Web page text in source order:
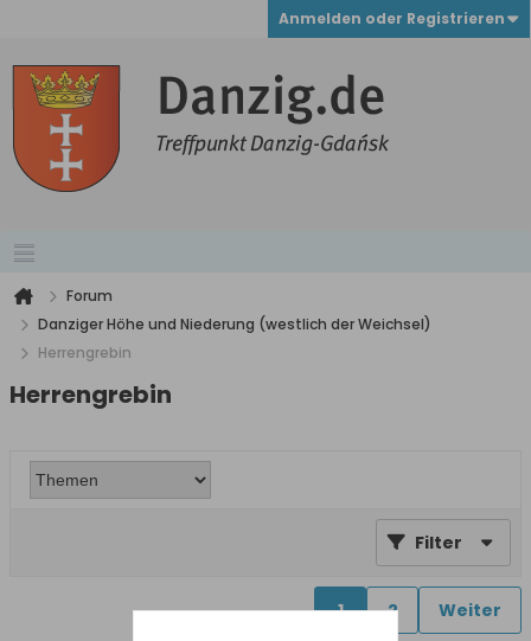
Anmelden oder Registrieren
Forum
Danziger Höhe und Niederung (westlich der Weichsel)
Herrengrebin
Herrengrebin
Filter
1 2 Weiter